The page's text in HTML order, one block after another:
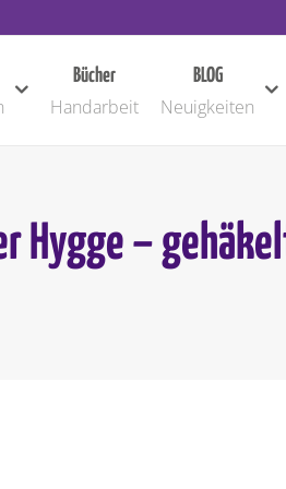
Bücher
Handarbeit
BLOG
Neuigkeiten
Hygge –